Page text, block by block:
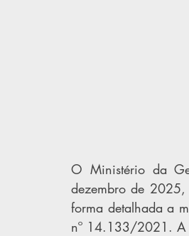
O Ministério da
dezembro de 2025,
forma detalhada a
nº 14.133/2021. A